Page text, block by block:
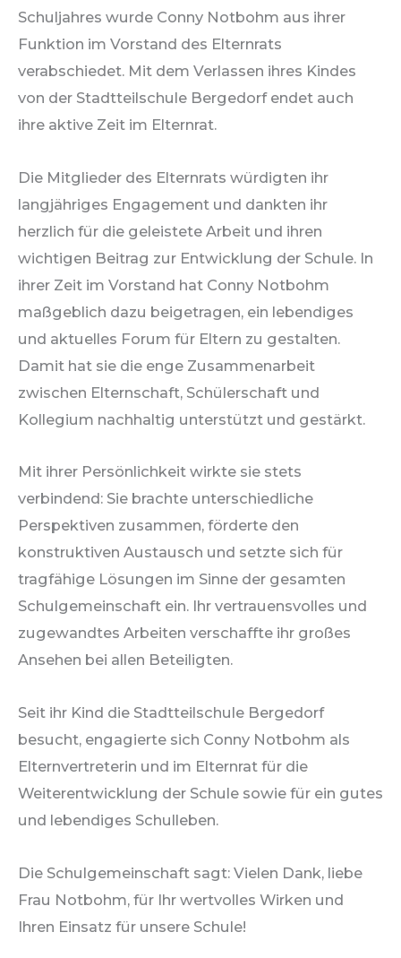
Schuljahres wurde Conny Notbohm aus ihrer
Funktion im Vorstand des Elternrats
verabschiedet. Mit dem Verlassen ihres Kindes
von der Stadtteilschule Bergedorf endet auch
ihre aktive Zeit im Elternrat.
Die Mitglieder des Elternrats würdigten ihr
langjähriges Engagement und dankten ihr
herzlich für die geleistete Arbeit und ihren
wichtigen Beitrag zur Entwicklung der Schule. In
ihrer Zeit im Vorstand hat Conny Notbohm
maßgeblich dazu beigetragen, ein lebendiges
und aktuelles Forum für Eltern zu gestalten.
Damit hat sie die enge Zusammenarbeit
zwischen Elternschaft, Schülerschaft und
Kollegium nachhaltig unterstützt und gestärkt.
Mit ihrer Persönlichkeit wirkte sie stets
verbindend: Sie brachte unterschiedliche
Perspektiven zusammen, förderte den
konstruktiven Austausch und setzte sich für
tragfähige Lösungen im Sinne der gesamten
Schulgemeinschaft ein. Ihr vertrauensvolles und
zugewandtes Arbeiten verschaffte ihr großes
Ansehen bei allen Beteiligten.
Seit ihr Kind die Stadtteilschule Bergedorf
besucht, engagierte sich Conny Notbohm als
Elternvertreterin und im Elternrat für die
Weiterentwicklung der Schule sowie für ein gutes
und lebendiges Schulleben.
Die Schulgemeinschaft sagt: Vielen Dank, liebe
Frau Notbohm, für Ihr wertvolles Wirken und
Ihren Einsatz für unsere Schule!